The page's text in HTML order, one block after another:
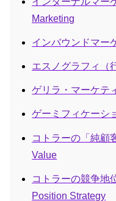
Marketing
インバウンドマ
エスノグラフィ（
ゲリラ・マーケ
ゲーミフィケー
コトラーの「純
Value
コトラーの競争地
Position Strategy